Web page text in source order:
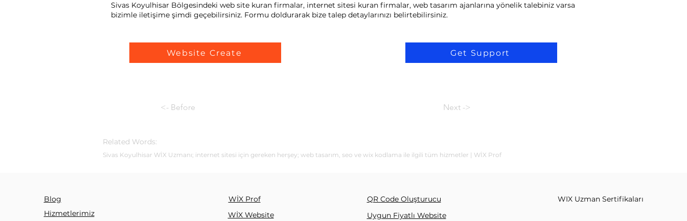
Sivas Koyulhisar Bölgesindeki web site kuran firmalar, internet sitesi kuran firmalar, web tasarım ajanlarına yönelik talebiniz varsa
bizimle iletişime şimdi geçebilirsiniz. Formu doldurarak bize talep detaylarınızı belirtebilirsiniz.
Website Create Get Support
<- Before Next ->
Related Words:
Sivas Koyulhisar WİX Uzmanı; internet sitesi için gereken herşey; web tasarım, seo ve wix kodlama ile ilgili tüm hizmetler | WİX Prof
Blog
Hizmetlerimiz
WİX Prof
WİX Website
QR Code Oluşturucu
Uygun Fiyatlı Website
WIX Uzman Sertifikaları